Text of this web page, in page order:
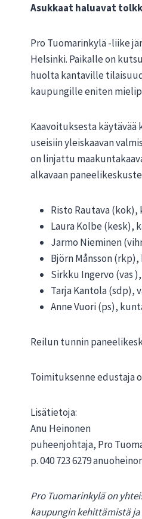
Asukkaat haluavat
Pro Tuomarinkylä -liike
Helsinki. Paikalle on
huolta kantaville
kaupungille eniten
Kaavoituksesta
useisiin yleiskaavan
on linjattu
alkavaan
Risto Rautava
Laura Kolbe (kesk),
Jarmo Nieminen
Björn Månsson
Sirkku Ingervo (vas
Tarja Kantola
Anne Vuori (ps),
Reilun tunnin
Toimituksenne edustaja
Lisätietoja:
Anu Heinonen
puheenjohtaja, Pro
p. 040 723 6279
Pro Tuomarinkylä on
kaupungin kehittämistä